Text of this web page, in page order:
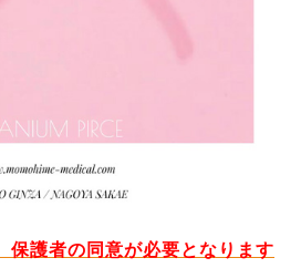
保護者の同意が必要となります